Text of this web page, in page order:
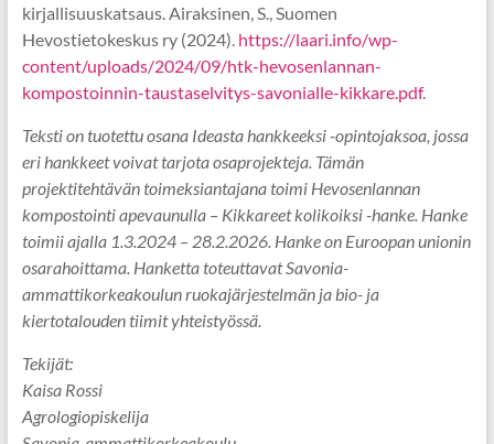
kirjallisuuskatsaus. Airaksinen, S., Suomen
Hevostietokeskus ry (2024). https://laari.info/wp-
content/uploads/2024/09/htk-hevosenlannan-
kompostoinnin-taustaselvitys-savonialle-kikkare.pdf.
Teksti on tuotettu osana Ideasta hankkeeksi -opintojaksoa, jossa
eri hankkeet voivat tarjota osaprojekteja. Tämän
projektitehtävän toimeksiantajana toimi Hevosenlannan
kompostointi apevaunulla – Kikkareet kolikoiksi -hanke. Hanke
toimii ajalla 1.3.2024 – 28.2.2026. Hanke on Euroopan unionin
osarahoittama. Hanketta toteuttavat Savonia-
ammattikorkeakoulun ruokajärjestelmän ja bio- ja
kiertotalouden tiimit yhteistyössä.
Tekijät:
Kaisa Rossi
Agrologiopiskelija